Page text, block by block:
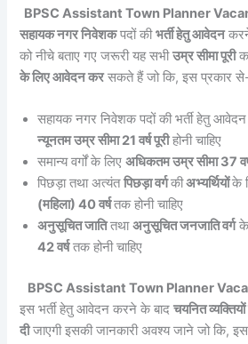
BPSC Assistant Town Planner
सहायक नगर निवेशकपदों कीभर्ती हेतु आवेदन
को नीचे बताए गए जरूरी यह सभीउम्र सीमा पूरी
के लिए आवेदन करसकते हैं जो कि, इस प्रकार
सहायक नगर निवेशक पदों की भर्ती हेतु
न्यूनतम उम्र सीमा 21 वर्ष पूरीहोनी चाहिए
समान्य वर्गों के लिएअधिकतम उम्र सीमा 37
पिछड़ा तथा अत्यंतपिछड़ा वर्गकीअभ्यर्थियोंके
(महिला) 40 वर्षतक होनी चाहिए
अनुसूचित जातितथाअनुसूचित जनजाति वर्गके
42 वर्षतक होनी चाहिए
BPSC Assistant Town Planner
इस भर्ती हेतु आवेदन करने के बादचयनित
दीजाएगी इसकी जानकारी अवश्य जाने जो कि,